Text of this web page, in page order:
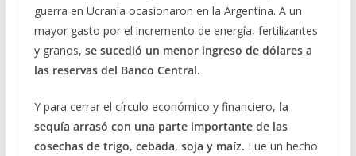
guerra en Ucrania ocasionaron en la Argentina. A un
mayor gasto por el incremento de energía, fertilizantes
y granos, se sucedió un menor ingreso de dólares a
las reservas del Banco Central.
Y para cerrar el círculo económico y financiero, la
sequía arrasó con una parte importante de las
cosechas de trigo, cebada, soja y maíz. Fue un hecho